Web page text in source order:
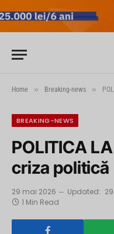
Home » Breaking-news »
BREAKING-NEWS
POLITICA
criza politică
29 mai 2026 Updated:
1 Min Read